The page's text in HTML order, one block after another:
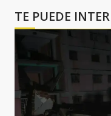
TE PUEDE